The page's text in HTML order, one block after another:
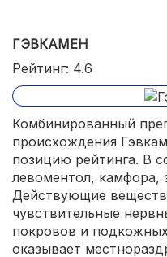
ГЭВКАМЕН
Рейтинг: 4.6
Комбинированный
происхождения
позицию рейтинга. В
левоментол, камфора,
Действующие
чувствительные
покровов и
оказывает